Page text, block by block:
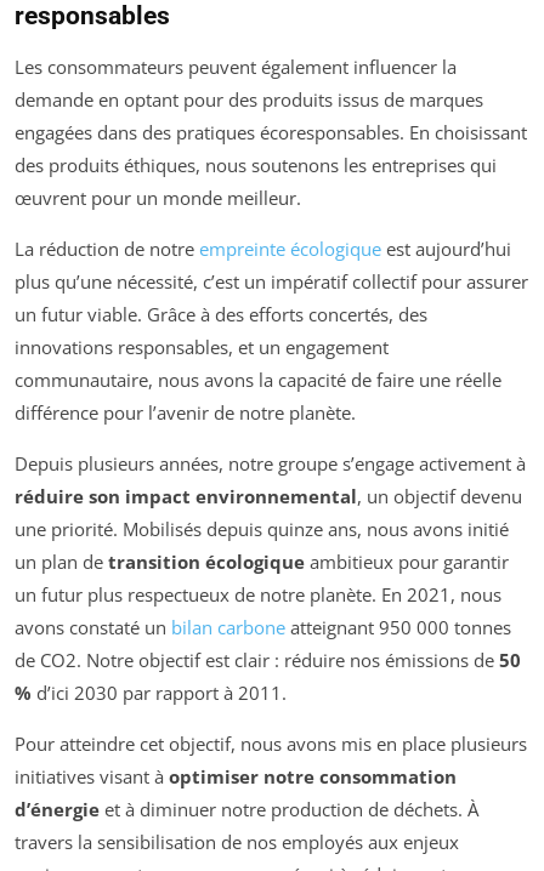
responsables
Les consommateurs peuvent également influencer la
demande en optant pour des produits issus de marques
engagées dans des pratiques écoresponsables. En choisissant
des produits éthiques, nous soutenons les entreprises qui
œuvrent pour un monde meilleur.
La réduction de notre empreinte écologique est aujourd’hui
plus qu’une nécessité, c’est un impératif collectif pour assurer
un futur viable. Grâce à des efforts concertés, des
innovations responsables, et un engagement
communautaire, nous avons la capacité de faire une réelle
différence pour l’avenir de notre planète.
Depuis plusieurs années, notre groupe s’engage activement à
réduire son impact environnemental, un objectif devenu
une priorité. Mobilisés depuis quinze ans, nous avons initié
un plan de transition écologique ambitieux pour garantir
un futur plus respectueux de notre planète. En 2021, nous
avons constaté un bilan carbone atteignant 950 000 tonnes
de CO2. Notre objectif est clair : réduire nos émissions de 50
% d’ici 2030 par rapport à 2011.
Pour atteindre cet objectif, nous avons mis en place plusieurs
initiatives visant à optimiser notre consommation
d’énergie et à diminuer notre production de déchets. À
travers la sensibilisation de nos employés aux enjeux